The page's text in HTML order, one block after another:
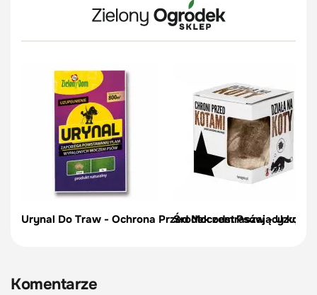
Urynal Do Traw - Ochrona Przed Moczem Psów -
Środek odstraszający koty
Komentarze